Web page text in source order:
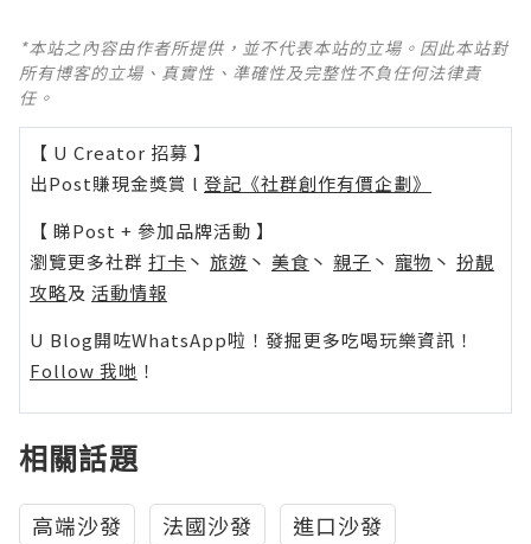
*本站之內容由作者所提供，並不代表本站的立場。因此本站對
所有博客的立場、真實性、準確性及完整性不負任何法律責
任。
【 U Creator 招募 】
出Post賺現金獎賞 l 登記《社群創作有價企劃》
【 睇Post + 參加品牌活動 】
瀏覽更多社群 打卡 丶 旅遊 丶 美食 丶 親子 丶 寵物 丶 扮靚
攻略及 活動情報
U Blog開咗WhatsApp啦！發掘更多吃喝玩樂資訊！
Follow 我哋 ！
相關話題
高端沙發 法國沙發 進口沙發